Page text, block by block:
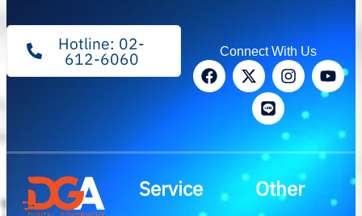
Hotline: 02-
612-6060 Connect With Us
Service Other